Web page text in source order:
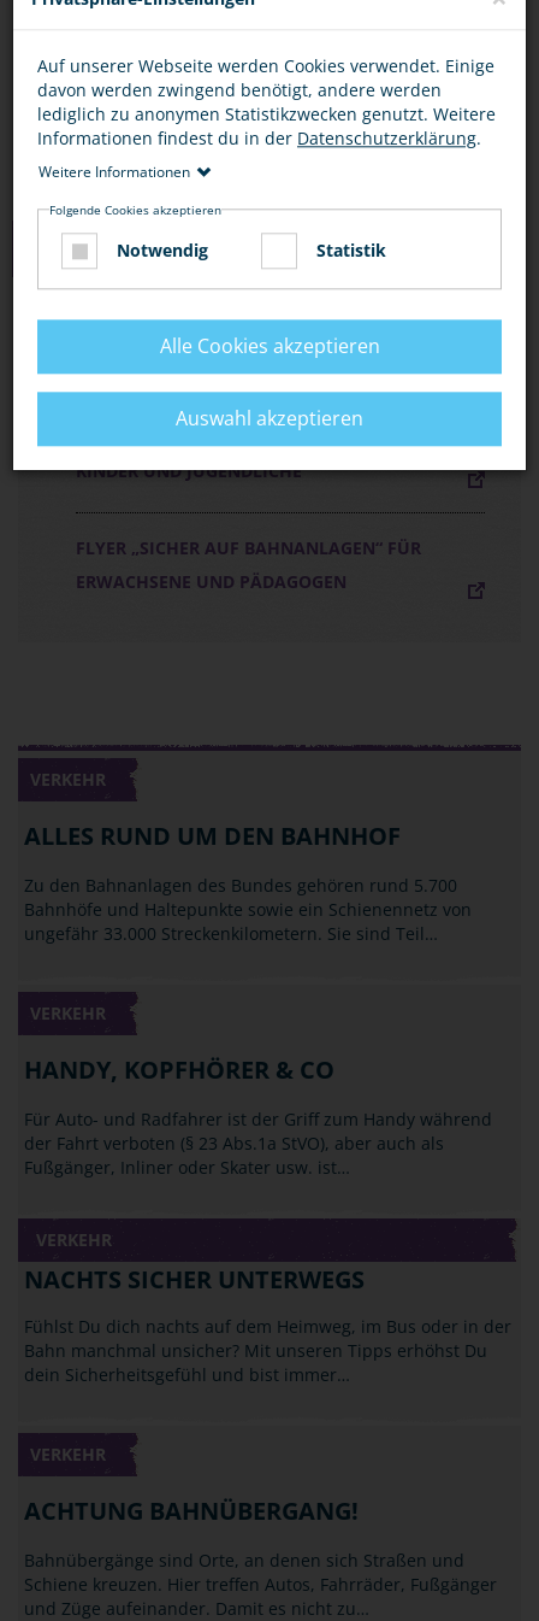
Wenn Gefahr droht, rufe die 110 oder nutze eine
Notrufsäule am Bahnhof.
MEDIEN ZUM THEMA
FLYER „MIT DER BAHN UNTERWEGS, ABER
FLYER „SICHER AUF BAHNANLAGEN“ FÜR
KINDER UND JUGENDLICHE
FLYER „SICHER AUF BAHNANLAGEN“ FÜR
ERWACHSENE UND PÄDAGOGEN
VERKEHR
ALLES RUND UM DEN BAHNHOF
Zu den Bahnanlagen des Bundes gehören rund 5.700
Bahnhöfe und Haltepunkte sowie ein Schienennetz von
ungefähr 33.000 Streckenkilometern. Sie sind Teil…
VERKEHR
HANDY, KOPFHÖRER & CO
Für Auto- und Radfahrer ist der Griff zum Handy während
der Fahrt verboten (§ 23 Abs.1a StVO), aber auch als
Fußgänger, Inliner oder Skater usw. ist…
VERKEHR
NACHTS SICHER UNTERWEGS
Fühlst Du dich nachts auf dem Heimweg, im Bus oder in der
Bahn manchmal unsicher? Mit unseren Tipps erhöhst Du
dein Sicherheitsgefühl und bist immer…
VERKEHR
ACHTUNG BAHNÜBERGANG!
Bahnübergänge sind Orte, an denen sich Straßen und
Schiene kreuzen. Hier treffen Autos, Fahrräder, Fußgänger
und Züge aufeinander. Damit es nicht zu…
Auf unserer Webseite werden Cookies verwendet. Einige
davon werden zwingend benötigt, andere werden
lediglich zu anonymen Statistikzwecken genutzt. Weitere
Informationen findest du in der Datenschutzerklärung.
Weitere Informationen
Folgende Cookies akzeptieren
Notwendig Statistik
Alle Cookies akzeptieren
Auswahl akzeptieren